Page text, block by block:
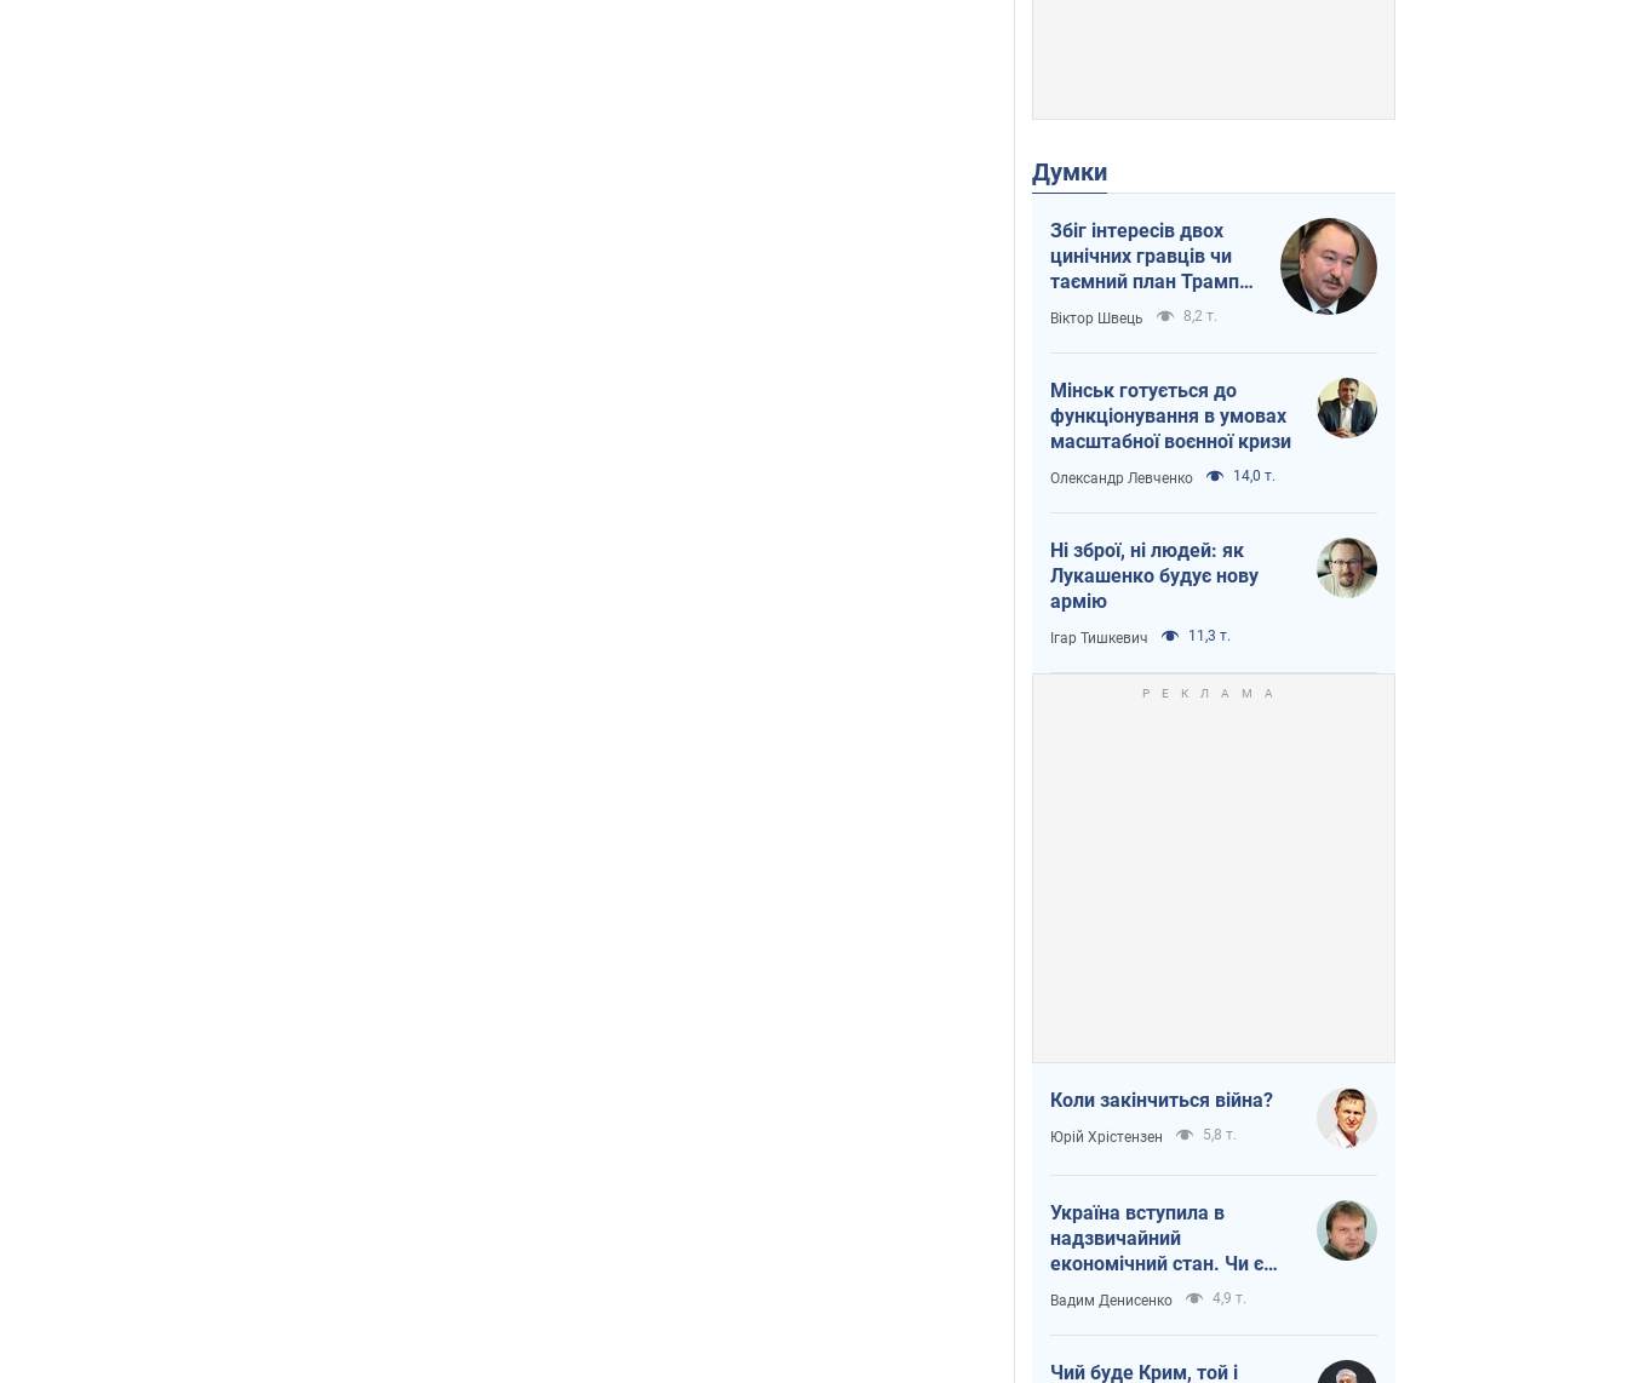
Думки
Збіг інтересів двох
цинічних гравців чи
таємний план Трампа
і Путіна?
Віктор Швець 8,2 т.
Мінськ готується до
функціонування в умовах
масштабної воєнної кризи
Олександр Левченко 14,0 т.
Ні зброї, ні людей: як
Лукашенко будує нову
армію
Ігар Тишкевич 11,3 т.
Коли закінчиться війна?
Юрій Хрістензен 5,8 т.
Україна вступила в
надзвичайний
економічний стан. Чи є
світло вкінці тунелю?
Вадим Денисенко 4,9 т.
Чий буде Крим, той і